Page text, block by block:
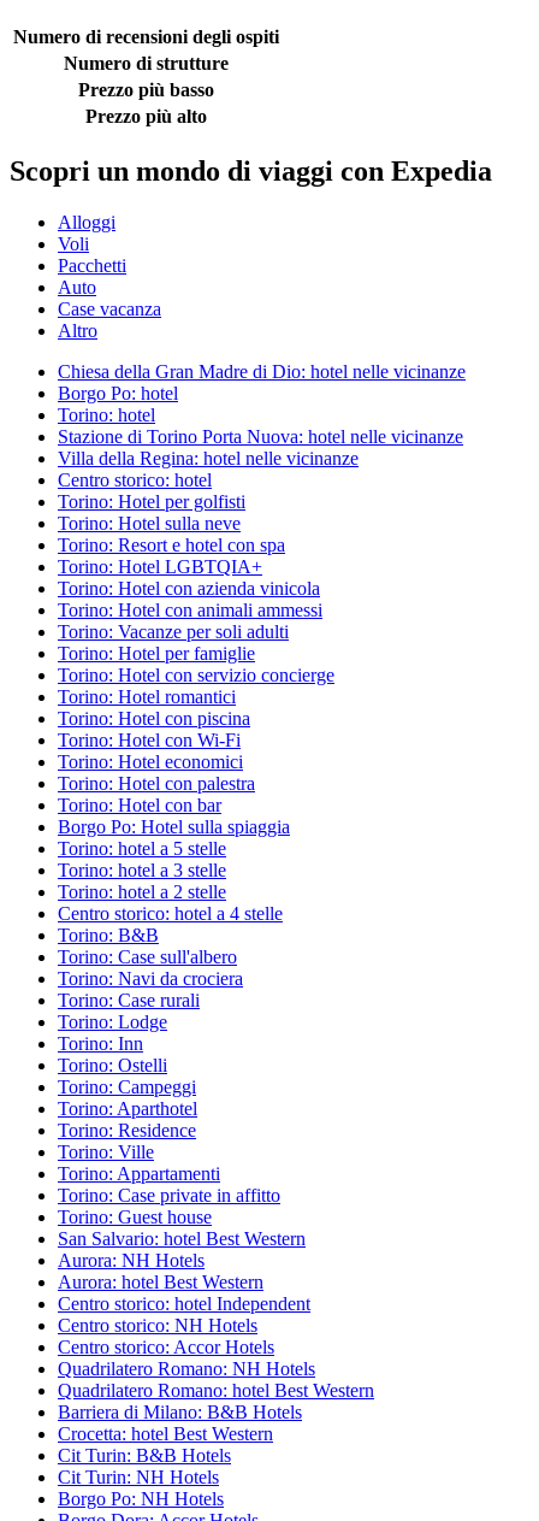
Numero di recensioni degli ospiti
Numero di strutture
Prezzo più basso
Prezzo più alto
Scopri un mondo di viaggi con Expedia
Alloggi
Voli
Pacchetti
Auto
Case vacanza
Altro
Chiesa della Gran Madre di Dio: hotel nelle vicinanze
Borgo Po: hotel
Torino: hotel
Stazione di Torino Porta Nuova: hotel nelle vicinanze
Villa della Regina: hotel nelle vicinanze
Centro storico: hotel
Torino: Hotel per golfisti
Torino: Hotel sulla neve
Torino: Resort e hotel con spa
Torino: Hotel LGBTQIA+
Torino: Hotel con azienda vinicola
Torino: Hotel con animali ammessi
Torino: Vacanze per soli adulti
Torino: Hotel per famiglie
Torino: Hotel con servizio concierge
Torino: Hotel romantici
Torino: Hotel con piscina
Torino: Hotel con Wi-Fi
Torino: Hotel economici
Torino: Hotel con palestra
Torino: Hotel con bar
Borgo Po: Hotel sulla spiaggia
Torino: hotel a 5 stelle
Torino: hotel a 3 stelle
Torino: hotel a 2 stelle
Centro storico: hotel a 4 stelle
Torino: B&B
Torino: Case sull'albero
Torino: Navi da crociera
Torino: Case rurali
Torino: Lodge
Torino: Inn
Torino: Ostelli
Torino: Campeggi
Torino: Aparthotel
Torino: Residence
Torino: Ville
Torino: Appartamenti
Torino: Case private in affitto
Torino: Guest house
San Salvario: hotel Best Western
Aurora: NH Hotels
Aurora: hotel Best Western
Centro storico: hotel Independent
Centro storico: NH Hotels
Centro storico: Accor Hotels
Quadrilatero Romano: NH Hotels
Quadrilatero Romano: hotel Best Western
Barriera di Milano: B&B Hotels
Crocetta: hotel Best Western
Cit Turin: B&B Hotels
Cit Turin: NH Hotels
Borgo Po: NH Hotels